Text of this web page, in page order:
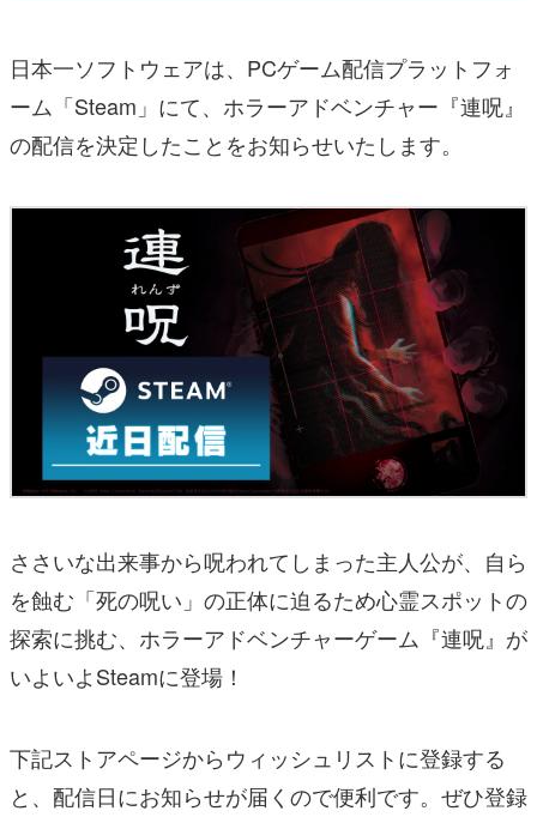
日本一ソフトウェアは、PCゲーム配信プラットフォ
ーム「Steam」にて、ホラーアドベンチャー『連呪』
の配信を決定したことをお知らせいたします。
ささいな出来事から呪われてしまった主人公が、自ら
を蝕む「死の呪い」の正体に迫るため心霊スポットの
探索に挑む、ホラーアドベンチャーゲーム『連呪』が
いよいよSteamに登場！
下記ストアページからウィッシュリストに登録する
と、配信日にお知らせが届くので便利です。ぜひ登録